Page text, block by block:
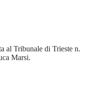
al Tribunale di Trieste n.
Marsi.